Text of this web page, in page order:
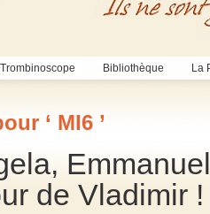
Trombinoscope Bibliothèque La
‘ MI6 ’
de Vladimir !